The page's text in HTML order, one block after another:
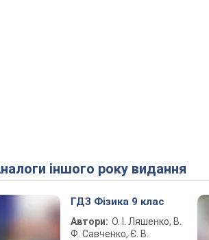
Аналоги іншого року видання
ГДЗ Фізика 9 клас
Автори: О. І. Ляшенко, В.
Ф. Савченко, Є. В.